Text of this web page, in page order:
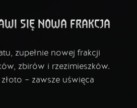
SIĘ NOWA FRAKCJA
zupełnie nowej frakcji
zbirów i rzezimieszków.
– zawsze uświęca